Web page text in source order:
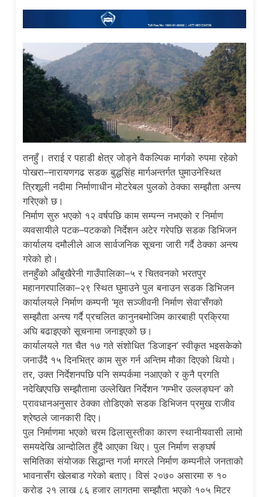
तनहुँ। तराई र पहाडी क्षेत्र जोड्ने वैकल्पिक मार्गको रुपमा रहेको
पोखरा–नारायणगढ सडक बुद्धसिंह मार्गअन्तर्गत घुमाउनेस्थित
त्रिशूली नदीमा निर्माणाधीन मोटरेबल पुलको ठेक्का सम्झौता अन्त्य
गरिएको छ।
निर्माण सुरु भएको १२ वर्षपछि काम सम्पन्न नभएको र निर्माण
व्यवसायीले पटक–पटकको निर्देशन अटेर गरेपछि सडक डिभिजन
कार्यालय दमौलीले आज सार्वजनिक सूचना जारी गर्दै ठेक्का अन्त्य
गरेको हो।
तनहुँको आँबुखैरेनी गाउँपालिका–५ र चितवनको भरतपुर
महानगरपालिका–२९ स्थित घुमाउने पुल बनाउन सडक डिभिजन
कार्यालयले निर्माण कम्पनी ‘मृत सञ्जीवनी निर्माण सेवा’सँगको
सम्झौता अन्त्य गर्दै प्रचलित कानुनबमोजिम कारबाही प्रक्रिया
अघि बढाइएको सूचनामा जनाइएको छ।
कार्यालयले गत चैत १७ गते संशोधित ‘डिजाइन’ स्वीकृत भइसकेको
जनाउँदै १५ दिनभित्र काम सुरु गर्न अन्तिम मौका दिएको थियो।
तर, उक्त निर्देशनपछि पनि सम्पर्कमा नआएको र कुनै प्रगति
नदेखिएपछि सम्झौतामा उल्लेखित निर्देशन ‘गम्भीर उल्लङ्घन’ को
प्रावधानअनुसार ठेक्का तोडिएको सडक डिभिजन प्रमुख राजीव
श्रेष्ठले जानकारी दिए।
पुल निर्माणमा भएको चरम ढिलासुस्तीका कारण स्थानीयवासी लामो
समयदेखि आन्दोलित हुँदै आएका थिए। पुल निर्माण सङ्घर्ष
समितिका संयोजक सिद्धान्त गर्जा मगरले निर्माण कम्पनीले जनताको
भावनासँग खेलबाड गरेको बताए। विसं २०७० असारमा रु १०
करोड २१ लाख ८६ हजार लागतमा सम्झौता भएको १०५ मिटर